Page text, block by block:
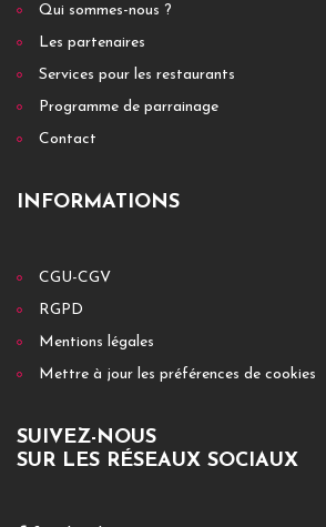
Qui sommes-nous ?
Les partenaires
Services pour les restaurants
Programme de parrainage
Contact
INFORMATIONS
CGU-CGV
RGPD
Mentions légales
Mettre à jour les préférences de cookies
SUIVEZ-NOUS
SUR LES RÉSEAUX SOCIAUX